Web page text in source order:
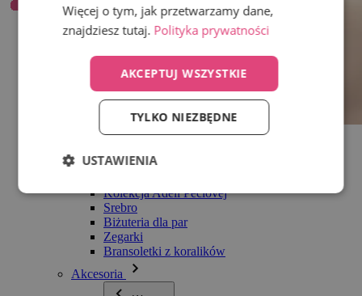
Wszystko w kategorii Biżuteria
Bransoletki
Kolekcja Adéli Pečlovej
Srebro
Biżuteria dla par
Zegarki
Bransoletki z koralików
Akcesoria
Więcej o tym, jak przetwarzamy dane,
znajdziesz tutaj. Polityka prywatności
AKCEPTUJ WSZYSTKIE
TYLKO NIEZBĘDNE
USTAWIENIA